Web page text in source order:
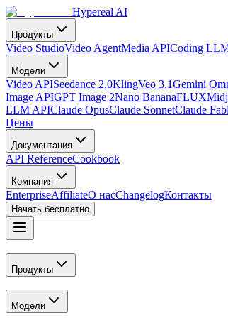
Hypereal AI
Продукты
Video StudioVideo AgentMedia APICoding
Модели
Video APISeedance 2.0KlingVeo 3.1Gemini
Image APIGPT Image 2Nano BananaFLUX
LLM APIClaude OpusClaude SonnetClaude
Цены
Документация
API ReferenceCookbook
Компания
EnterpriseAffiliateО насChangelogКонтакты
Начать бесплатно
Продукты
Модели